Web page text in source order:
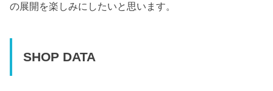
の展開を楽しみにしたいと思います。
SHOP DATA